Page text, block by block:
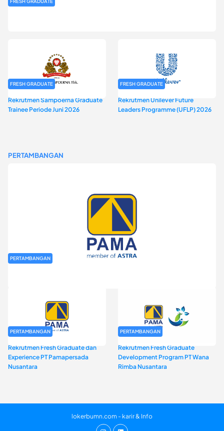
FRESH GRADUATE
Rekrutmen Sampoerna Graduate
Trainee Periode Juni 2026
FRESH GRADUATE
Rekrutmen Unilever Future
Leaders Programme (UFLP) 2026
PERTAMBANGAN
PERTAMBANGAN
PERTAMBANGAN
Rekrutmen Fresh Graduate dan
Experience PT Pamapersada
Nusantara
PERTAMBANGAN
Rekrutmen Fresh Graduate
Development Program PT Wana
Rimba Nusantara
lokerbumn.com - karir & Info